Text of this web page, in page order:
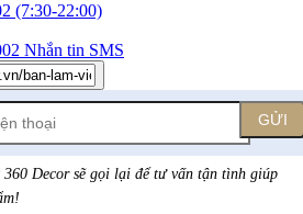
(7:30-22:00)
Nhắn tin SMS
GỬI
Decor sẽ gọi lại để tư vấn tận tình giúp
!